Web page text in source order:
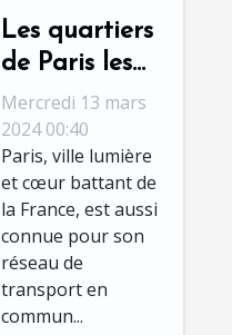
Les quartiers
de Paris les
plus faciles
d'accès grâce
au réseau
RATP
Mercredi 13 mars
2024 00:40
Paris, ville lumière
et cœur battant de
la France, est aussi
connue pour son
réseau de
transport en
commun...